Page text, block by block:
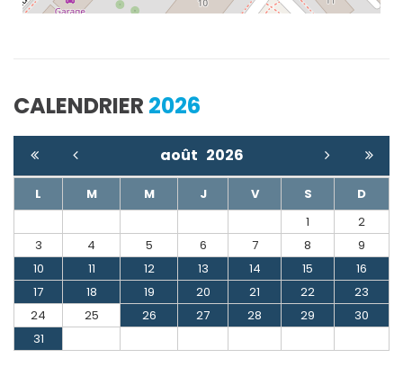
CALENDRIER 2026
août 2026
L M M J V S
D
1
2
3
4 5 6 7 8
9
10
11 12 13 14 15
16
17
18 19 20 21 22
23
24
25 26 27 28 29
30
31